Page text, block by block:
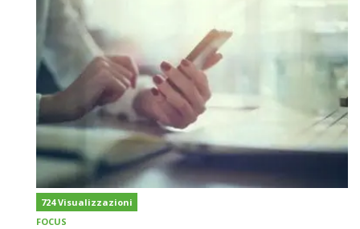
724 Visualizzazioni
FOCUS